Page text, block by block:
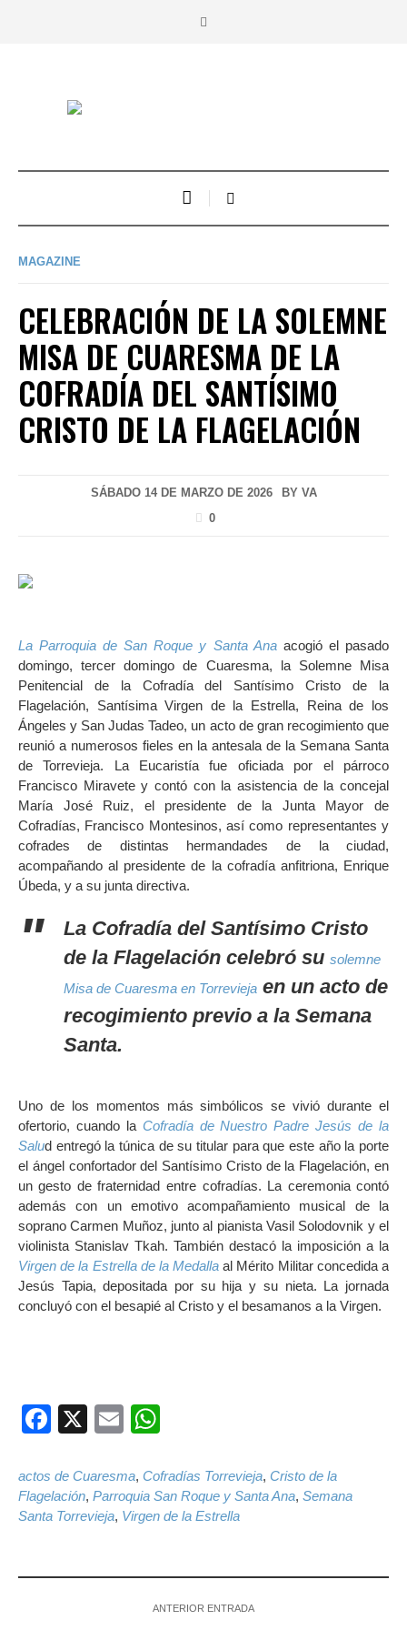
MAGAZINE
CELEBRACIÓN DE LA SOLEMNE
MISA DE CUARESMA DE LA
COFRADÍA DEL SANTÍSIMO
CRISTO DE LA FLAGELACIÓN
SÁBADO 14 DE MARZO DE 2026 BY VA
0
La Parroquia de San Roque y Santa Anaacogió el pasado
domingo, tercer domingo de Cuaresma, la Solemne Misa
Penitencial de la Cofradía del Santísimo Cristo de la
Flagelación, Santísima Virgen de la Estrella, Reina de los
Ángeles y San Judas Tadeo, un acto de gran recogimiento que
reunió a numerosos fieles en la antesala de la Semana Santa
de Torrevieja. La Eucaristía fue oficiada por el párroco
Francisco Miravete y contó con la asistencia de la concejal
María José Ruiz, el presidente de la Junta Mayor de
Cofradías, Francisco Montesinos, así como representantes y
cofrades de distintas hermandades de la ciudad,
acompañando al presidente de la cofradía anfitriona, Enrique
Úbeda, y a su junta directiva.
La Cofradía del Santísimo Cristo
de la Flagelación celebró su solemne
Misa de Cuaresma en Torreviejaen un acto de
recogimiento previo a la Semana
Santa.
Uno de los momentos más simbólicos se vivió durante el
ofertorio, cuando laCofradía de Nuestro Padre Jesús de la
Salud entregó la túnica de su titular para que este año la porte
el ángel confortador del Santísimo Cristo de la Flagelación, en
un gesto de fraternidad entre cofradías. La ceremonia contó
además con un emotivo acompañamiento musical de la
soprano Carmen Muñoz, junto al pianista Vasil Solodovnik y el
violinista Stanislav Tkah. También destacó la imposición a la
Virgen de la Estrella de la Medalla al Mérito Militar concedida a
Jesús Tapia, depositada por su hija y su nieta. La jornada
concluyó con el besapié al Cristo y el besamanos a la Virgen.
Facebook
X Email
actos de Cuaresma, Cofradías Torrevieja, Cristo de la
Flagelación, Parroquia San Roque y Santa Ana, Semana
Santa Torrevieja, Virgen de la Estrella
ANTERIOR ENTRADA